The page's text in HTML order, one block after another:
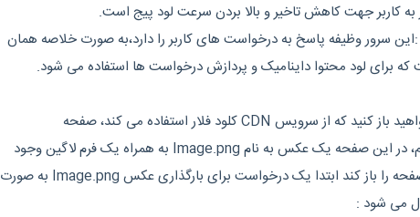
Origin Server در CDN :این سرور وظیفه پاسخ به درخواست های کاربر را دارد،به صورت خلاصه همان
فرض کنید سایتی را میخواهید باز کنید که از سرویس CDN کلود فلار استفاده می کند، صفحه
Index.php را باز می کنیم، در این صفحه یک عکس به نام Image.png به همراه یک فرم لاگین وجود
دارد، در صورتی که کاربر صفحه را باز کند ابتدا یک درخواست برای بارگذاری عکس Image.png به صورت